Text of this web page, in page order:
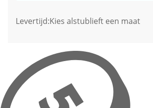
Levertijd:Kies alstublieft een maat